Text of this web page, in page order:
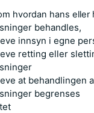
hvordan hans eller
behandles,
innsyn i egne
retting eller
at behandlingen
begrenses